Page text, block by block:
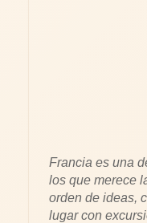
Francia es una
los que merece
orden de ideas,
lugar con